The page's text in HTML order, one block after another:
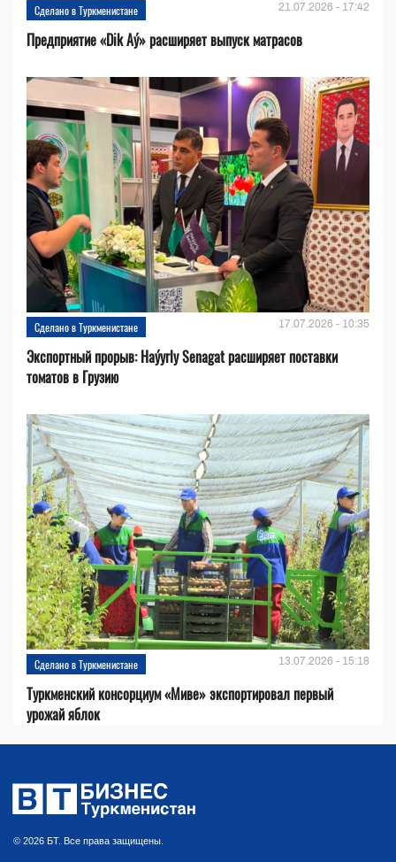
Сделано в Туркменистане 21.07.2026 - 17:42
Предприятие «Dik Aý» расширяет выпуск матрасов
Сделано в Туркменистане 17.07.2026 - 10:35
Экспортный прорыв: Haýyrly Senagat расширяет поставки
томатов в Грузию
Сделано в Туркменистане 13.07.2026 - 15:18
Туркменский консорциум «Миве» экспортировал первый
урожай яблок
© 2026 БТ. Все права защищены.